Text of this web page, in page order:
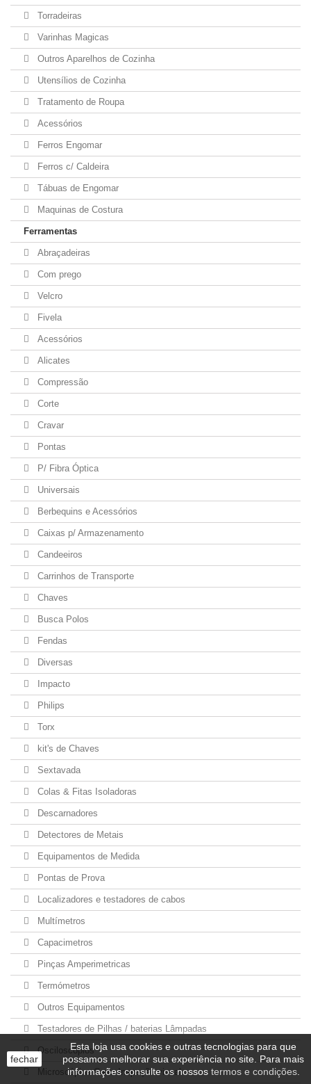
Torradeiras
Varinhas Magicas
Outros Aparelhos de Cozinha
Utensílios de Cozinha
Tratamento de Roupa
Acessórios
Ferros Engomar
Ferros c/ Caldeira
Tábuas de Engomar
Maquinas de Costura
Ferramentas
Abraçadeiras
Com prego
Velcro
Fivela
Acessórios
Alicates
Compressão
Corte
Cravar
Pontas
P/ Fibra Óptica
Universais
Berbequins e Acessórios
Caixas p/ Armazenamento
Candeeiros
Carrinhos de Transporte
Chaves
Busca Polos
Fendas
Diversas
Impacto
Philips
Torx
kit's de Chaves
Sextavada
Colas & Fitas Isoladoras
Descarnadores
Detectores de Metais
Equipamentos de Medida
Pontas de Prova
Localizadores e testadores de cabos
Multímetros
Capacimetros
Pinças Amperimetricas
Termómetros
Outros Equipamentos
Testadores de Pilhas / baterias Lâmpadas
Osciloscópios
Microscópios Cam. Inspeção visual
fechar
Esta loja usa cookies e outras tecnologias para que
possamos melhorar sua experiência no site. Para mais
informações consulte os nossos termos e condições.